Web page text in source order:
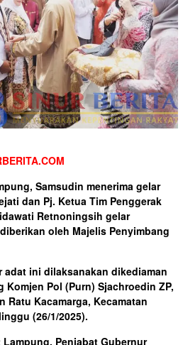
Samsudin menerima gelar
dan Pj. Ketua Tim Penggerak
Retnoningsih gelar
oleh Majelis Penyimbang
adat ini dilaksanakan dikediaman
Komjen Pol (Purn) Sjachroedin ZP,
Ratu Kacamarga, Kecamatan
(26/1/2025).
Penjabat Gubernur